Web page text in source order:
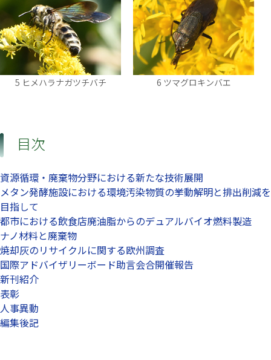
5 ヒメハラナガツチバチ 6 ツマグロキンバエ
目次
資源循環・廃棄物分野における新たな技術展開
メタン発酵施設における環境汚染物質の挙動解明と排出削減を
目指して
都市における飲食店廃油脂からのデュアルバイオ燃料製造
ナノ材料と廃棄物
焼却灰のリサイクルに関する欧州調査
国際アドバイザリーボード助言会合開催報告
新刊紹介
表彰
人事異動
編集後記